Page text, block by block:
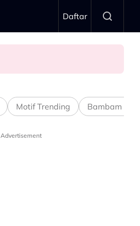
Daftar
Motif Trending Bambam
Advertisement